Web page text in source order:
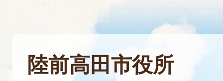
陸前高田市役所